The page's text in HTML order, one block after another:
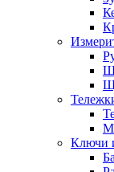
Ключи